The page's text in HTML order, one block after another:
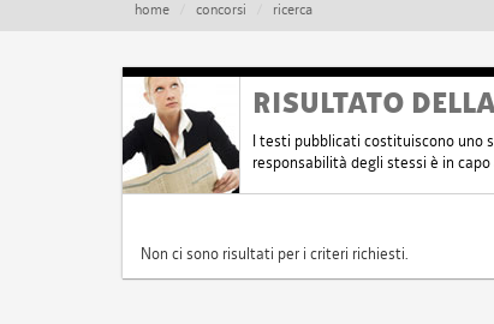
home concorsi ricerca
RISULTATO
I testi pubblicati costituiscono uno
responsabilità degli stessi è in
Non ci sono risultati per i criteri richiesti.